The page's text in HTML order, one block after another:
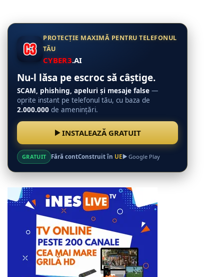
PROTECȚIE MAXIMĂ PENTRU TELEFONUL
TĂU
CYBER3.AI
Nu-l lăsa pe escroc să câștige.
SCAM, phishing, apeluri și mesaje false —
oprite instant pe telefonul tău, cu baza de
2.000.000 de amenințări.
INSTALEAZĂ GRATUIT
GRATUIT Fără contConstruit în UE Google Play